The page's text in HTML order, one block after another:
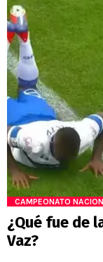
CAMPEONATO
¿Qué fue de
Vaz?